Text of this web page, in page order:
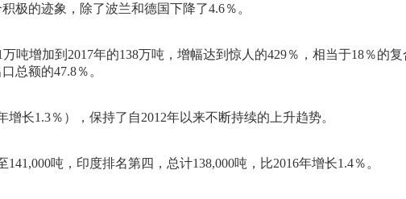
极的迹象，除了波兰和德国下降了4.6％。
吨增加到2017年的138万吨，增幅达到惊人的429％，相当于18％的
总额的47.8％。
长1.3％），保持了自2012年以来不断持续的上升趋势。
吨，印度排名第四，总计138,000吨，比2016年增长1.4％。